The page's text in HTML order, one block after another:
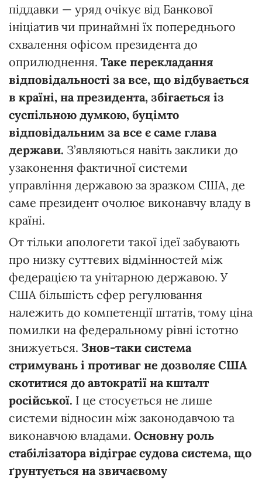
піддавки — уряд очікує від Банкової
ініціатив чи принаймні їх попереднього
схвалення офісом президента до
оприлюднення. Таке перекладання
відповідальності за все, що відбувається
в країні, напрезидента, збігається із
суспільною думкою, буцімто
відповідальним за все є саме глава
держави. З’являються навіть заклики до
узаконення фактичної системи
управління державою за зразком США, де
саме президент очолює виконавчу владу в
країні.
От тільки апологети такої ідеї забувають
про низку суттєвих відмінностей між
федерацією та унітарною державою. У
США більшість сфер регулювання
належить до компетенції штатів, тому ціна
помилки на федеральному рівні істотно
знижується. Знов-таки система
стримувань і противаг не дозволяє США
скотитися до автократії накшталт
російської. І це стосується не лише
системи відносин між законодавчою та
виконавчою владами. Основну роль
стабілізаторавідіграє судова система, що
ґрунтується на звичаєвому